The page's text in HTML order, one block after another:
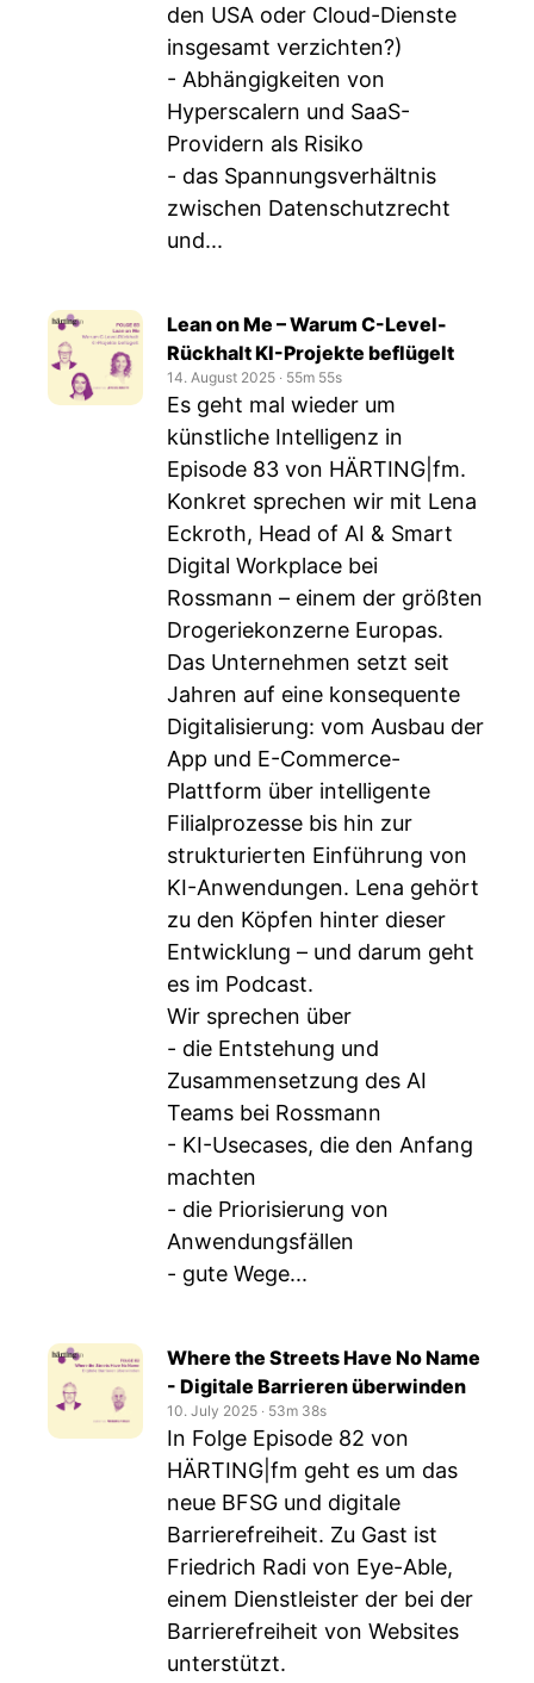
den USA oder Cloud-Dienste
insgesamt verzichten?)
- Abhängigkeiten von
Hyperscalern und SaaS-
Providern als Risiko
- das Spannungsverhältnis
zwischen Datenschutzrecht
und...
Lean on Me – Warum C-Level-
Rückhalt KI-Projekte beflügelt
14. August 2025 ‧ 55m 55s
Es geht mal wieder um
künstliche Intelligenz in
Episode 83 von HÄRTING|fm.
Konkret sprechen wir mit Lena
Eckroth, Head of AI & Smart
Digital Workplace bei
Rossmann – einem der größten
Drogeriekonzerne Europas.
Das Unternehmen setzt seit
Jahren auf eine konsequente
Digitalisierung: vom Ausbau der
App und E-Commerce-
Plattform über intelligente
Filialprozesse bis hin zur
strukturierten Einführung von
KI-Anwendungen. Lena gehört
zu den Köpfen hinter dieser
Entwicklung – und darum geht
es im Podcast.
Wir sprechen über
- die Entstehung und
Zusammensetzung des AI
Teams bei Rossmann
- KI-Usecases, die den Anfang
machten
- die Priorisierung von
Anwendungsfällen
- gute Wege...
Where the Streets Have No Name
- Digitale Barrieren überwinden
10. July 2025 ‧ 53m 38s
In Folge Episode 82 von
HÄRTING|fm geht es um das
neue BFSG und digitale
Barrierefreiheit. Zu Gast ist
Friedrich Radi von Eye-Able,
einem Dienstleister der bei der
Barrierefreiheit von Websites
unterstützt.